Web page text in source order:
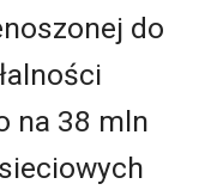
do
na 38 mln